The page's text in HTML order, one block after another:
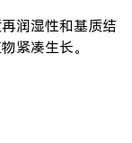
润湿性和基质结
紧凑生长。